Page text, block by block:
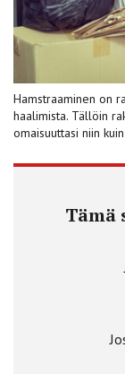
Hamstraaminen on
haalimista. Tällöin
omaisuuttasi niin